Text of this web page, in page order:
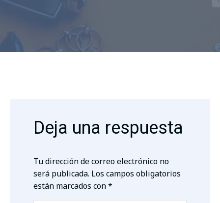
Deja una respuesta
Tu dirección de correo electrónico no
será publicada. Los campos obligatorios
están marcados con*